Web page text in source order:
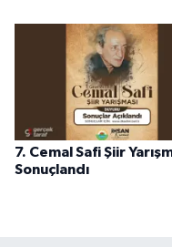
7. Cemal Safi Şiir
Sonuçlandı